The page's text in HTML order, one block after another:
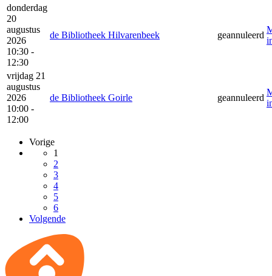
donderdag
20
augustus
2026
10:30 -
12:30
de Bibliotheek Hilvarenbeek geannuleerd
vrijdag 21
augustus
2026
10:00 -
12:00
de Bibliotheek Goirle geannuleerd
Vorige
1
2
3
4
5
6
Volgende